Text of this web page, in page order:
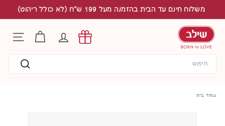
משלוח חינם עד הבית בהזמנה מעל 199 ש"ח (לא כולל ריהוט)
החשבון שלי ניווט
עמוד בית